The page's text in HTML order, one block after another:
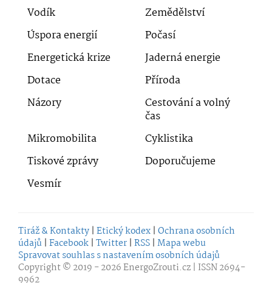
Vodík
Zemědělství
Úspora energií
Počasí
Energetická krize
Jaderná energie
Dotace
Příroda
Názory
Cestování a volný
čas
Mikromobilita
Cyklistika
Tiskové zprávy
Doporučujeme
Vesmír
Tiráž & Kontakty | Etický kodex | Ochrana osobních
údajů | Facebook | Twitter | RSS | Mapa webu
Spravovat souhlas s nastavením osobních údajů
Copyright © 2019 - 2026EnergoZrouti.cz | ISSN 2694-